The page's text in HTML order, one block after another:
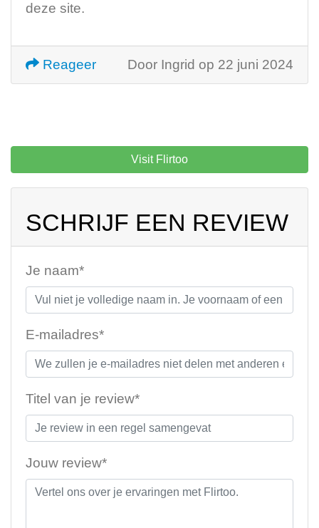
deze site.
Door Ingrid op 22 juni 2024
Reageer
Visit Flirtoo
SCHRIJF EEN REVIEW
Je naam*
E-mailadres*
Titel van je review*
Jouw review*